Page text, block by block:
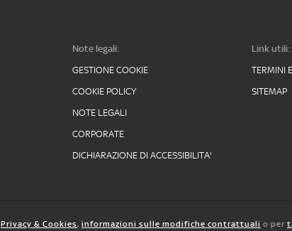
Note legali:
GESTIONE COOKIE
COOKIE POLICY
NOTE LEGALI
CORPORATE
DICHIARAZIONE DI ACCESSIBILITA'
Link utili:
TERMINI
SITEMAP
Privacy & Cookies, informazioni sulle modifiche contrattuali o per